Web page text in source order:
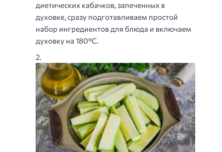
диетических кабачков, запеченных в
духовке, сразу подготавливаем простой
набор ингредиентов для блюда и включаем
духовку на 180°С.